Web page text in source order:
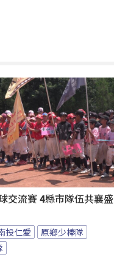
交流賽 4縣市隊伍共襄盛
投仁愛
原鄉少棒隊